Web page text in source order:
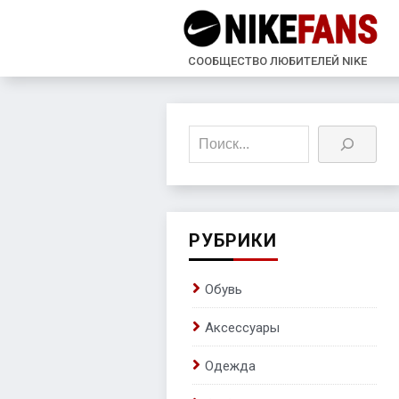
СООБЩЕСТВО ЛЮБИТЕЛЕЙ NIKE
Поиск
РУБРИКИ
Обувь
Аксессуары
Одежда